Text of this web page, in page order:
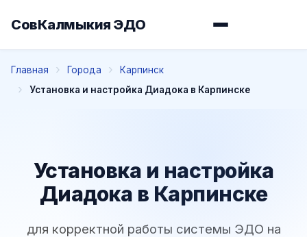
СовКалмыкия ЭДО
Главная Города
Карпинск
Установка и настройка Диадока в Карпинске
Установка и настройка
Диадока в Карпинске
для корректной работы системы ЭДО на